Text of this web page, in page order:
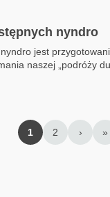
nyndro
jest
naszej „podróży
1 2 › »